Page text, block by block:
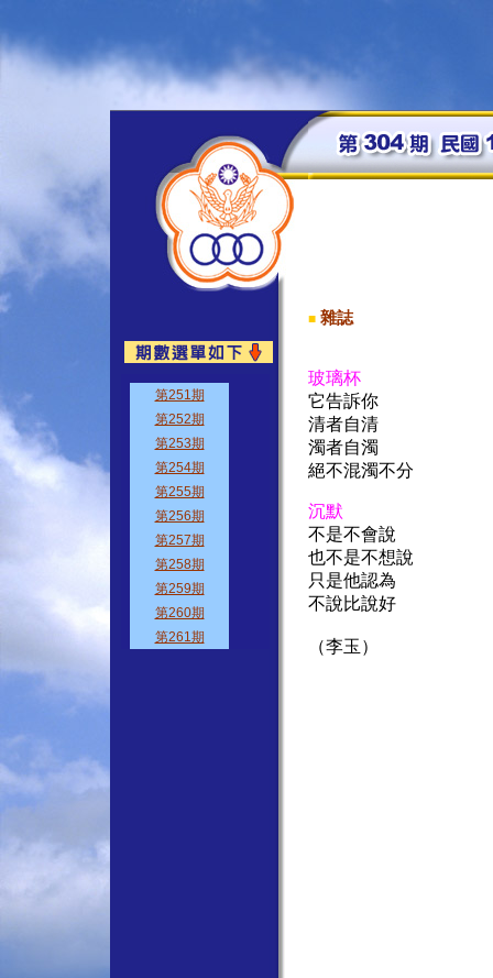
■ 雜誌
玻璃杯
它告訴你
清者自清
濁者自濁
絕不混濁不分
沉默
不是不會說
也不是不想說
只是他認為
不說比說好
（李玉）